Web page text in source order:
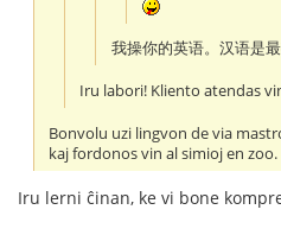
我操你的英语。汉语是最
Iru labori! Kliento atendas
Bonvolu uzi lingvon de via
kaj fordonos vin al simioj en zoo.
Iru lerni ĉinan, ke vi bone